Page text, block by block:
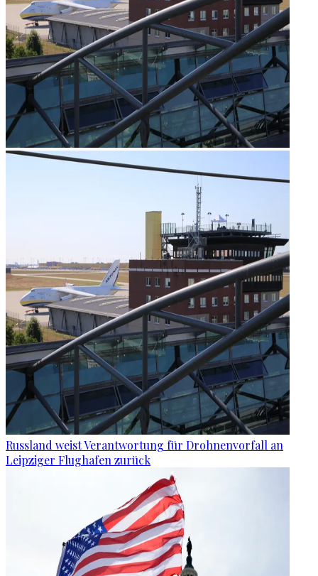
Russland weist Verantwortung für Drohnenvorfall an
Leipziger Flughafen zurück